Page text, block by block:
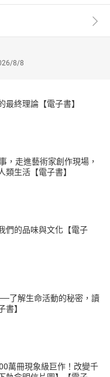
8/8
最終理論【電子書】
，走進藝術家創作現場，
類生活【電子書】
們的品味與文化【電子
了解生命活動的秘密，讀
書】
萬冊現象級巨作！改變千